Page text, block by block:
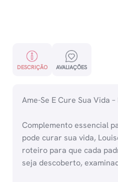
DESCRIÇÃO AVALIAÇÕES
Ame-Se E Cure Sua Vida
Complemento essencial
pode curar sua vida,
roteiro para que cada
seja descoberto,